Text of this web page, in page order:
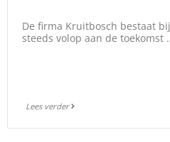
Lees verder
De firma Kruitbosch bestaat
steeds volop aan de toekomst